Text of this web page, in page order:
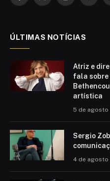
ÚLTIMAS NOTÍCIAS
Atriz e
fala sobre
artística
5 de agosto
Sergio
4 de agosto